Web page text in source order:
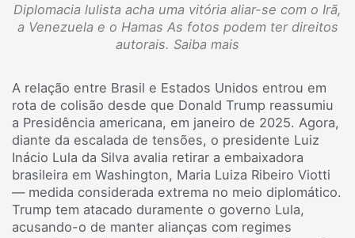
Diplomacia lulista acha uma vitória aliar-se com o Irã,
a Venezuela e o Hamas As fotos podem ter direitos
autorais. Saiba mais
A relação entre Brasil e Estados Unidos entrou em
rota de colisão desde que Donald Trump reassumiu
a Presidência americana, em janeiro de 2025. Agora,
diante da escalada de tensões, o presidente Luiz
Inácio Lula da Silva avalia retirar a embaixadora
brasileira em Washington, Maria Luiza Ribeiro Viotti
— medida considerada extrema no meio diplomático.
Trump tem atacado duramente o governo Lula,
acusando-o de manter alianças com regimes